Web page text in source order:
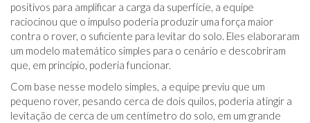
positivos para amplificar a carga da superfície, a equipe
raciocinou que o impulso poderia produzir uma força maior
contra o rover, o suficiente para levitar do solo. Eles elaboraram
um modelo matemático simples para o cenário e descobriram
que, em princípio, poderia funcionar.
Com base nesse modelo simples, a equipe previu que um
pequeno rover, pesando cerca de dois quilos, poderia atingir a
levitação de cerca de um centímetro do solo, em um grande